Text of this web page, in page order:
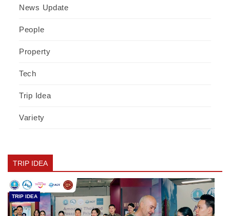
News Update
People
Property
Tech
Trip Idea
Variety
TRIP IDEA
TRIP IDEA